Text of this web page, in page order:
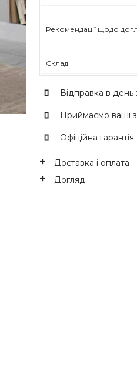
Рекомендації щодо
Склад
Відправка в день
Приймаємо ваші
Офіційна гарантія
Доставка і оплата
Догляд